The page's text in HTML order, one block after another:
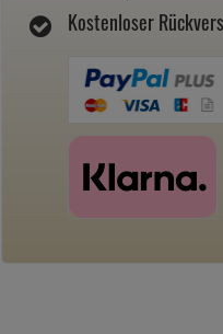
Kostenloser